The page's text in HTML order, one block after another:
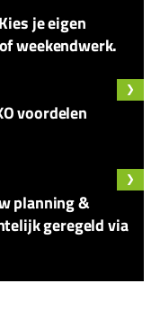
je eigen
weekendwerk.
voordelen
planning &
geregeld via